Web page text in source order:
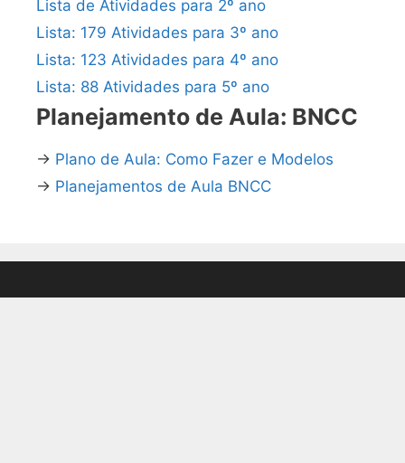
Lista de Atividades para 2º ano
Lista: 179 Atividades para 3º ano
Lista: 123 Atividades para 4º ano
Lista: 88 Atividades para 5º ano
Planejamento de Aula: BNCC
→ Plano de Aula: Como Fazer e Modelos
→ Planejamentos de Aula BNCC